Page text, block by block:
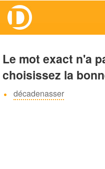
Le mot exact n'a
choisissez la
décadenasser